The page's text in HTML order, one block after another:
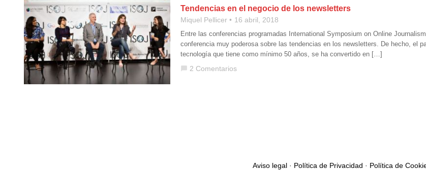
Tendencias en el negocio de los newsletters
Miquel Pellicer 16 abril, 2018
Entre las conferencias programadas International Symposium on Online
conferencia muy poderosa sobre las tendencias en los newsletters. De hecho, el
tecnología que tiene como mínimo 50 años, se ha convertido en […]
chat_bubble 2 Comentarios
Aviso legal· Política de Privacidad · Política de